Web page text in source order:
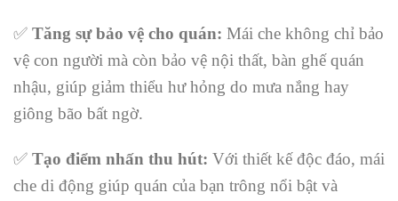
✅ Tăng sự bảo vệ cho quán: Mái che không chỉ bảo
vệ con người mà còn bảo vệ nội thất, bàn ghế quán
nhậu, giúp giảm thiểu hư hỏng do mưa nắng hay
giông bão bất ngờ.
✅ Tạo điểm nhấn thu hút: Với thiết kế độc đáo, mái
che di động giúp quán của bạn trông nổi bật và